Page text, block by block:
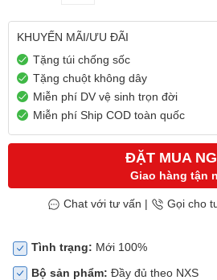
KHUYẾN MÃI/ƯU ĐÃI
Tặng túi chống sốc
Tặng chuột không dây
Miễn phí DV vệ sinh trọn đời
Miễn phí Ship COD toàn quốc
ĐẶT MUA
Giao hàng tận
Chat với tư vấn | Gọi cho
Tình trạng: Mới 100%
Bộ sản phẩm: Đầy đủ theo NXS